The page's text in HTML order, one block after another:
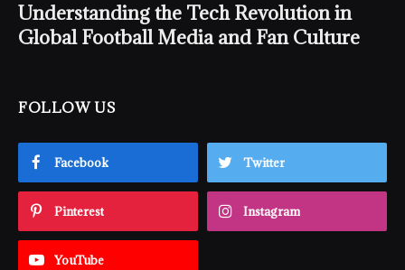
Understanding the Tech Revolution in
Global Football Media and Fan Culture
FOLLOW US
Facebook Twitter
Pinterest Instagram
YouTube